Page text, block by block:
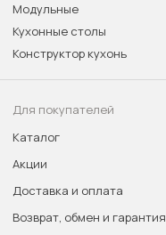
Модульные
Кухонные столы
Конструктор кухонь
Для покупателей
Каталог
Акции
Доставка и оплата
Возврат, обмен и гарантия